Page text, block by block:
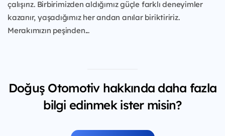
çalışırız. Birbirimizden aldığımız güçle farklı deneyimler
kazanır, yaşadığımız her andan anılar biriktiririz.
Merakımızın peşinden...
Doğuş Otomotiv hakkında daha fazla
bilgi edinmek ister misin?